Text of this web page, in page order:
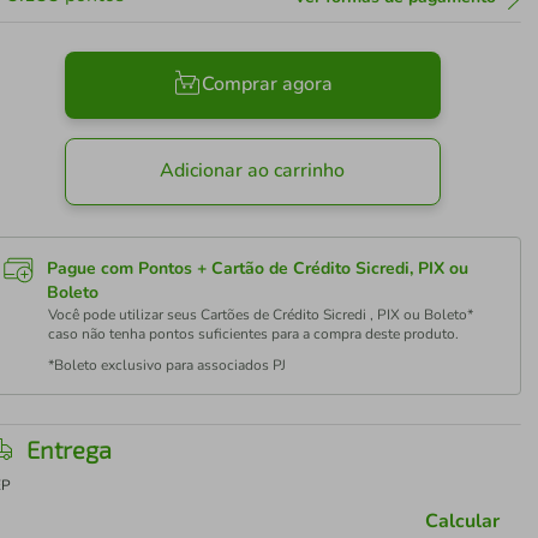
Comprar agora
Adicionar ao carrinho
Pague com Pontos + Cartão de Crédito Sicredi, PIX ou
Boleto
Você pode utilizar seus Cartões de Crédito Sicredi , PIX ou Boleto*
caso não tenha pontos suficientes para a compra deste produto.
*Boleto exclusivo para associados PJ
Entrega
Calcular